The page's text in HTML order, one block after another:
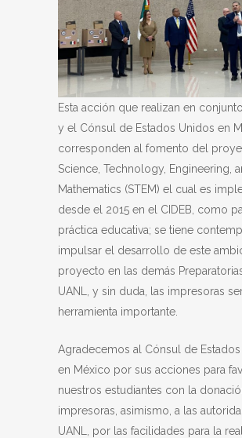
Esta acción que realizan en conjunto
y el Cónsul de Estados Unidos en
corresponden al fomento del
Science, Technology, Engineering,
Mathematics (STEM) el cual es
desde el 2015 en el CIDEB, como
práctica educativa; se tiene
impulsar el desarrollo de este
proyecto en las demás
UANL, y sin duda, las impresoras
herramienta importante.
Agradecemos al Cónsul de
en México por sus acciones para
nuestros estudiantes con la
impresoras, asimismo, a las
UANL, por las facilidades para la